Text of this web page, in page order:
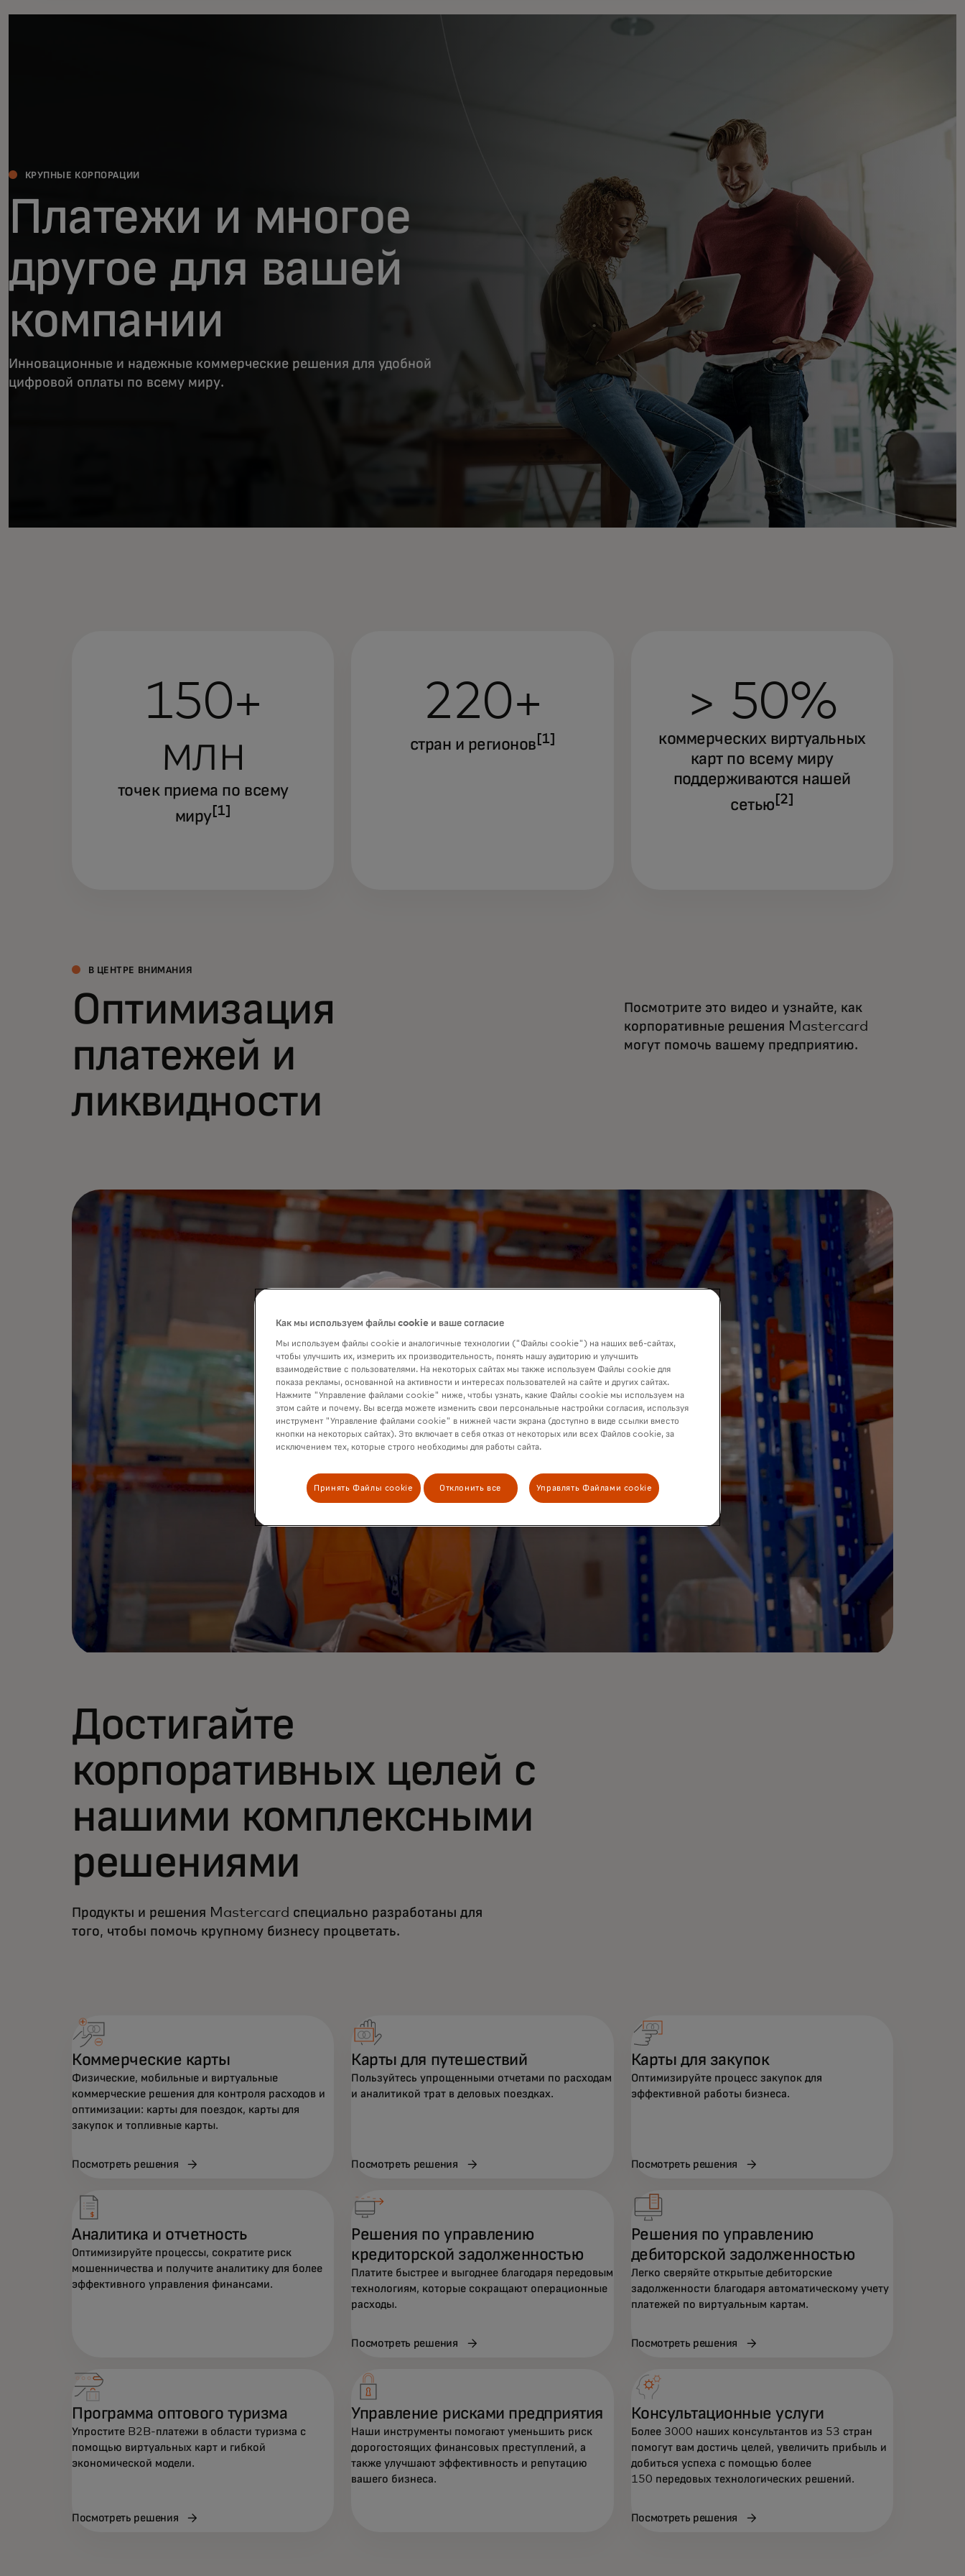
КРУПНЫЕ КОРПОРАЦИИ
Платежи и многое
другое для вашей
компании
Инновационные и надежные коммерческие решения для удобной
цифровой оплаты по всему миру.
150+
млн
точек приема по всему
миру[1]
220+
стран и регионов [1]
> 50%
коммерческих виртуальных
карт по всему миру
поддерживаются нашей
сетью [2]
В ЦЕНТРЕ ВНИМАНИЯ
Оптимизация
платежей и
ликвидности
Посмотрите это видео и узнайте, как
корпоративные решения Mastercard
могут помочь вашему предприятию.
Достигайте
корпоративных целей с
нашими комплексными
решениями
Продукты и решения Mastercard специально разработаны для
того, чтобы помочь крупному бизнесу процветать.
Коммерческие карты
Физические, мобильные и виртуальные
коммерческие решения для контроля расходов и
оптимизации: карты для поездок, карты для
закупок и топливные карты.
Посмотреть решения
Карты для путешествий
Пользуйтесь упрощенными отчетами по расходам
и аналитикой трат в деловых поездках.
Посмотреть решения
Карты для закупок
Оптимизируйте процесс закупок для
эффективной работы бизнеса.
Посмотреть решения
Аналитика и отчетность
Оптимизируйте процессы, сократите риск
мошенничества и получите аналитику для более
эффективного управления финансами.
Решения по управлению
кредиторской задолженностью
Платите быстрее и выгоднее благодаря передовым
технологиям, которые сокращают операционные
расходы.
Посмотреть решения
Решения по управлению
дебиторской задолженностью
Легко сверяйте открытые дебиторские
задолженности благодаря автоматическому учету
платежей по виртуальным картам.
Посмотреть решения
Программа оптового туризма
Упростите B2B-платежи в области туризма с
помощью виртуальных карт и гибкой
экономической модели.
Посмотреть решения
Управление рисками предприятия
Наши инструменты помогают уменьшить риск
дорогостоящих финансовых преступлений, а
также улучшают эффективность и репутацию
вашего бизнеса.
Консультационные услуги
Более 3000 наших консультантов из 53 стран
помогут вам достичь целей, увеличить прибыль и
добиться успеха с помощью более
150 передовых технологических решений.
Посмотреть решения
Как мы используем файлы cookie и ваше согласие
Мы используем файлы cookie и аналогичные технологии ("Файлы cookie") на наших веб-сайтах,
чтобы улучшить их, измерить их производительность, понять нашу аудиторию и улучшить
взаимодействие с пользователями. На некоторых сайтах мы также используем Файлы cookie для
показа рекламы, основанной на активности и интересах пользователей на сайте и других сайтах.
Нажмите "Управление файлами cookie" ниже, чтобы узнать, какие Файлы cookie мы используем на
этом сайте и почему. Вы всегда можете изменить свои персональные настройки согласия, используя
инструмент "Управление файлами cookie" в нижней части экрана (доступно в виде ссылки вместо
кнопки на некоторых сайтах). Это включает в себя отказ от некоторых или всех Файлов cookie, за
исключением тех, которые строго необходимы для работы сайта.
Принять Файлы cookie Отклонить все Управлять Файлами cookie